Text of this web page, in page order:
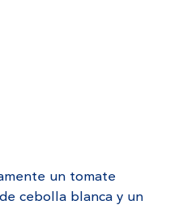
un tomate
cebolla blanca y un